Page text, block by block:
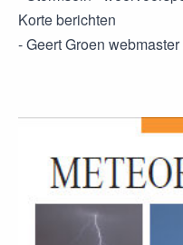
Korte berichten
- Geert Groen webmaster